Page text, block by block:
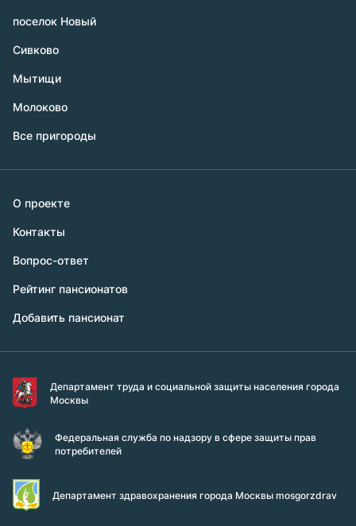
поселок Новый
Сивково
Мытищи
Молоково
Все пригороды
О проекте
Контакты
Вопрос-ответ
Рейтинг пансионатов
Добавить пансионат
Департамент труда и социальной защиты населения города
Москвы
Федеральная служба по надзору в сфере защиты прав
потребителей
Департамент здравохранения города Москвы mosgorzdrav